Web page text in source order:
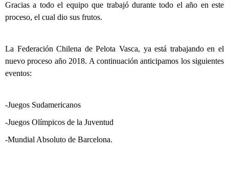
Gracias a todo el equipo que trabajó durante todo el año en este
proceso, el cual dio sus frutos.
La Federación Chilena de Pelota Vasca, ya está trabajando en el
nuevo proceso año 2018. A continuación anticipamos los siguientes
eventos:
-Juegos Sudamericanos
-Juegos Olímpicos de la Juventud
-Mundial Absoluto de Barcelona.